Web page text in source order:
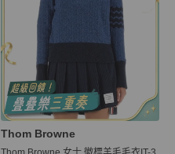
Thom Browne